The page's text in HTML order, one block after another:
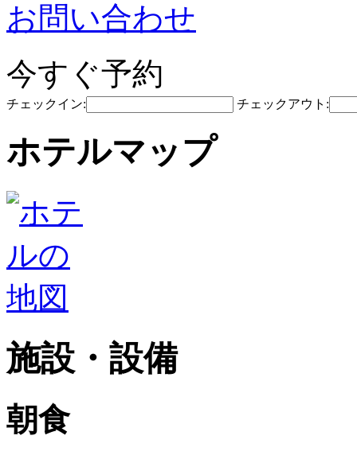
お問い合わせ
今すぐ予約
チェックイン: チェックアウト:
ホテルマップ
施設・設備
朝食